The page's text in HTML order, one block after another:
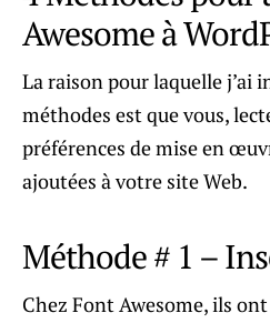
Awesome à
La raison pour laquelle j’ai
méthodes est que vous,
préférences de mise en
ajoutées à votre site Web.
Méthode # 1 –
Chez Font Awesome, ils